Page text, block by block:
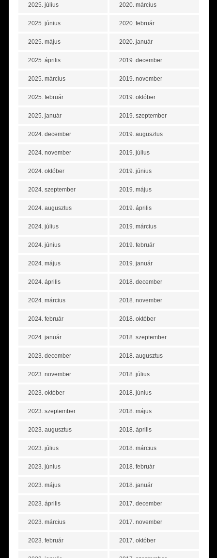
2025. július
2025. június
2025. május
2025. április
2025. március
2025. február
2025. január
2024. december
2024. november
2024. október
2024. szeptember
2024. augusztus
2024. július
2024. június
2024. május
2024. április
2024. március
2024. február
2024. január
2023. december
2023. november
2023. október
2023. szeptember
2023. augusztus
2023. július
2023. június
2023. május
2023. április
2023. március
2023. február
2020. március
2020. február
2020. január
2019. december
2019. november
2019. október
2019. szeptember
2019. augusztus
2019. július
2019. június
2019. május
2019. április
2019. március
2019. február
2019. január
2018. december
2018. november
2018. október
2018. szeptember
2018. augusztus
2018. július
2018. június
2018. május
2018. április
2018. március
2018. február
2018. január
2017. december
2017. november
2017. október